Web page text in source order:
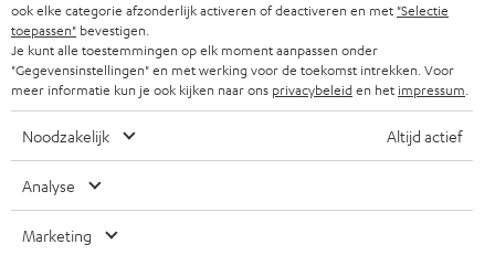
12.07.2026
Meer...
ook elke categorie afzonderlijk activeren of deactiveren en met "Selectie
toepassen" bevestigen.
Je kunt alle toestemmingen op elk moment aanpassen onder
"Gegevensinstellingen" en met werking voor de toekomst intrekken. Voor
meer informatie kun je ook kijken naar ons privacybeleiden het impressum
Noodzakelijk Altijd actief
Analyse
Marketing